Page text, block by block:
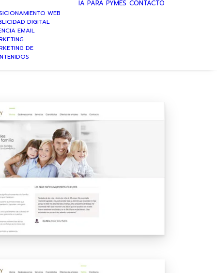
WEB
DIGITAL
EMAIL
DE
IA PARA PYMES CONTACTO